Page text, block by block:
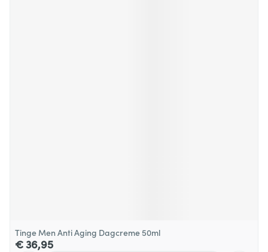
Tinge Men Anti Aging Dagcreme 50ml
€ 36,95